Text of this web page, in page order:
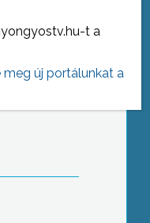
t a
meg új portálunkat a